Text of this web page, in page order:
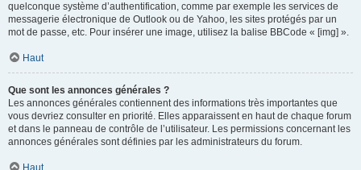
quelconque système d’authentification, comme par exemple les services de
messagerie électronique de Outlook ou de Yahoo, les sites protégés par un
mot de passe, etc. Pour insérer une image, utilisez la balise BBCode « [img] ».
Haut
Que sont les annonces générales ?
Les annonces générales contiennent des informations très importantes que
vous devriez consulter en priorité. Elles apparaissent en haut de chaque forum
et dans le panneau de contrôle de l’utilisateur. Les permissions concernant les
annonces générales sont définies par les administrateurs du forum.
Haut